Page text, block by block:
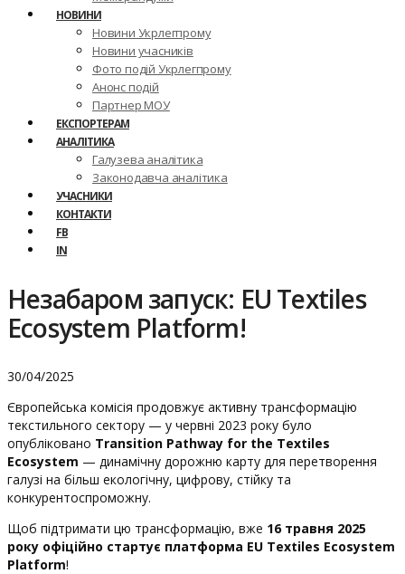
НОВИНИ
Новини Укрлегпрому
Новини учасників
Фото подій Укрлегпрому
Анонс подій
Партнер МОУ
ЕКСПОРТЕРАМ
АНАЛІТИКА
Галузева аналітика
Законодавча аналітика
УЧАСНИКИ
КОНТАКТИ
FB
IN
Незабаром запуск: EU Textiles
Ecosystem Platform!
30/04/2025
Європейська комісія продовжує активну трансформацію
текстильного сектору — у червні 2023 року було
опубліковано Transition Pathway for the Textiles
Ecosystem — динамічну дорожню карту для перетворення
галузі на більш екологічну, цифрову, стійку та
конкурентоспроможну.
Щоб підтримати цю трансформацію, вже 16 травня 2025
року офіційно стартує платформа EU Textiles Ecosystem
Platform!